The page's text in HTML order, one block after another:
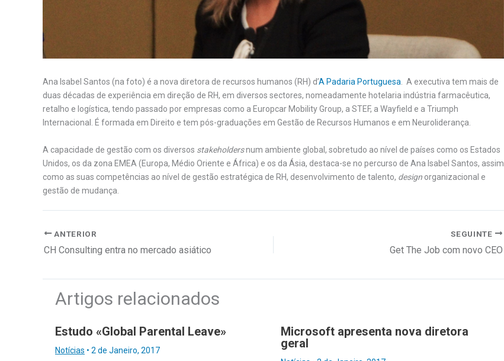
Ana Isabel Santos (na foto) é a nova diretora de recursos humanos (RH) d’A Padaria Portuguesa. A executiva tem mais de
duas décadas de experiência em direção de RH, em diversos sectores, nomeadamente hotelaria indústria farmacêutica,
retalho e logística, tendo passado por empresas como a Europcar Mobility Group, a STEF, a Wayfield e a Triumph
Internacional. É formada em Direito e tem pós-graduações em Gestão de Recursos Humanos e em Neuroliderança.
A capacidade de gestão com os diversos stakeholdersnum ambiente global, sobretudo ao nível de países como os Estados
Unidos, os da zona EMEA (Europa, Médio Oriente e África) e os da Ásia, destaca-se no percurso de Ana Isabel Santos, assim
como as suas competências ao nível de gestão estratégica de RH, desenvolvimento de talento, design organizacional e
gestão de mudança.
ANTERIOR
CH Consulting entra no mercado asiático
SEGUINTE
Get The Job com novo CEO
Artigos relacionados
Estudo «Global Parental Leave»
Notícias • 2 de Janeiro, 2017
Microsoft apresenta nova diretora
geral